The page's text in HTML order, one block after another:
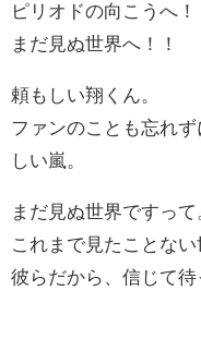
ピリオドの向こうへ！
まだ見ぬ世界へ！！
頼もしい翔くん。
ファンのことも忘れ
しい嵐。
まだ見ぬ世界ですって
これまで見たことな
彼らだから、信じて待